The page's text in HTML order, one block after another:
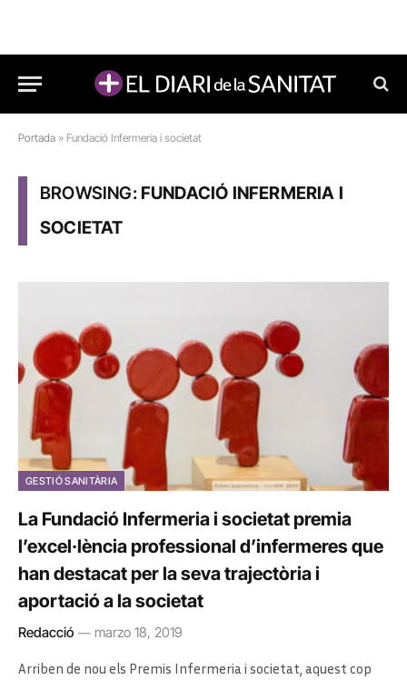
Portada » Fundació Infermeria i societat
BROWSING:FUNDACIÓ INFERMERIA I
SOCIETAT
GESTIÓ SANITÀRIA
La Fundació Infermeria i societat premia
l’excel·lència professional d’infermeres que
han destacat per la seva trajectòria i
aportació a la societat
Redacció marzo 18, 2019
Arriben de nou els Premis Infermeria i societat, aquest cop